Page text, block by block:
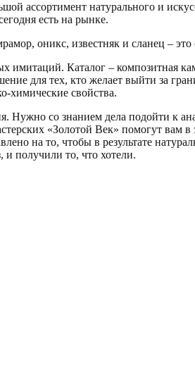
ассортимент натурального и
есть на рынке.
оникс, известняк и сланец –
Каталог – композитная
для тех, кто желает выйти за
химические свойства.
со знанием дела подойти к
«Золотой Век» помогут вам
на то, чтобы в результате
и получили то, что хотели.